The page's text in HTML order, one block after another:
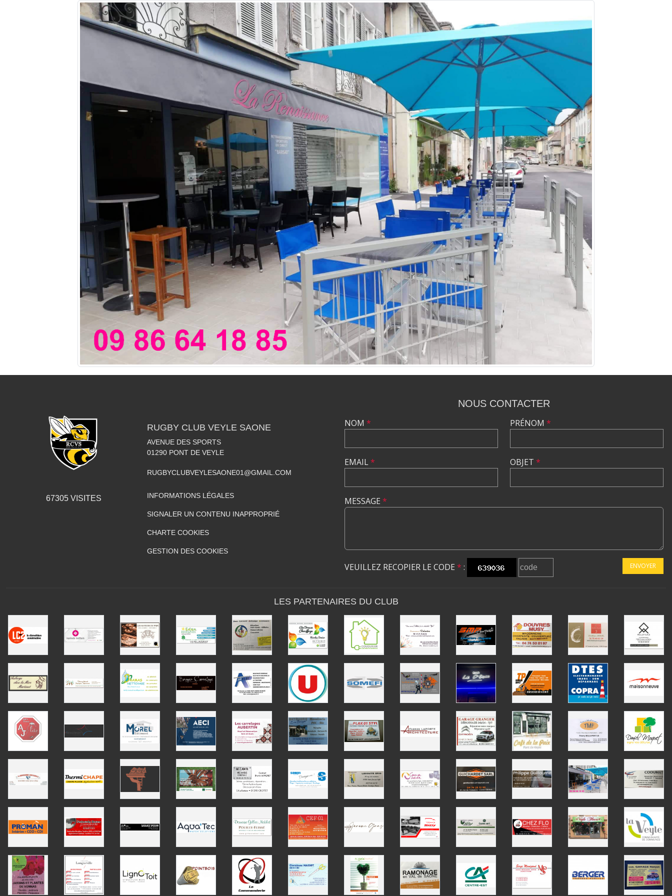
67305VISITES
RUGBY CLUB VEYLE SAONE
AVENUE DES SPORTS
01290 PONT DE VEYLE
RUGBYCLUBVEYLESAONE01@GMAIL.COM
INFORMATIONS LÉGALES
SIGNALER UN CONTENU INAPPROPRIÉ
CHARTE COOKIES
GESTION DES COOKIES
NOUS CONTACTER
NOM *
EMAIL*
PRÉNOM *
OBJET *
MESSAGE *
VEUILLEZ RECOPIER LE CODE * : ENVOYER
LES PARTENAIRES DU CLUB